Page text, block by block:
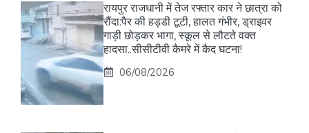
रायपुर राजधानी में तेज रफ्तार कार ने छात्रा को
रौंदा:पैर की हड्डी टूटी, हालत गंभीर, ड्राइवर
गाड़ी छोड़कर भागा, स्कूल से लौटते वक्त
हादसा..सीसीटीवी कैमरे में कैद घटना!
06/08/2026